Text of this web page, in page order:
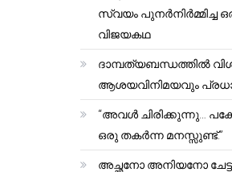
സ്വയം പുനർനിർമ്മിച്ച ഒരു
വിജയകഥ
ദാമ്പത്യബന്ധത്തിൽ
ആശയവിനിമയവും
“അവൾ ചിരിക്കുന്നു…
ഒരു തകർന്ന മനസ്സുണ്ട്.”
അച്ഛനോ അനിയനോ